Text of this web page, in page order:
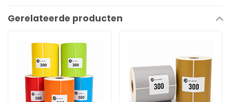
Gerelateerde producten